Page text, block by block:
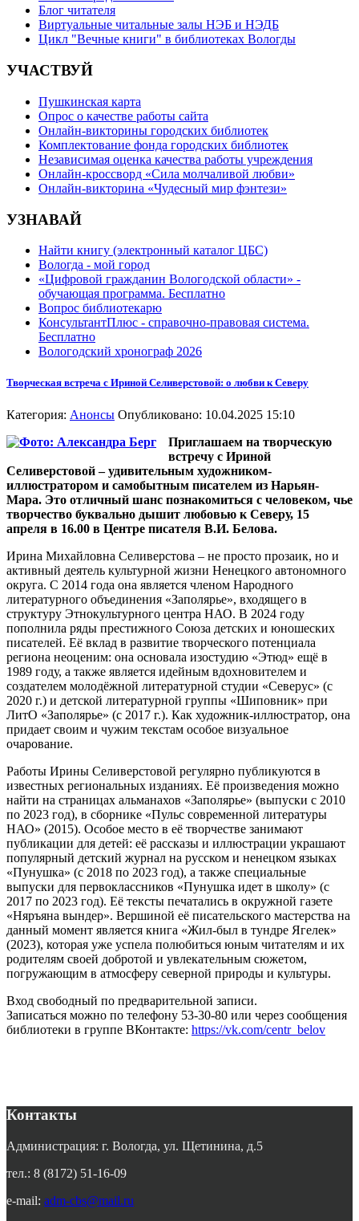
Блог читателя
Виртуальные читальные залы НЭБ и НЭДБ
Цикл "Вечные книги" в библиотеках Вологды
УЧАСТВУЙ
Пушкинская карта
Опрос о качестве работы сайта
Онлайн-викторины городских библиотек
Комплектование фонда городских библиотек
Независимая оценка качества работы учреждения
Онлайн-кроссворд «Сила молчаливой любви»
Онлайн-викторина «Чудесный мир фэнтези»
УЗНАВАЙ
Найти книгу (электронный каталог ЦБС)
Вологда - мой город
«Цифровой гражданин Вологодской области» -
обучающая программа. Бесплатно
Вопрос библиотекарю
КонсультантПлюс - справочно-правовая система.
Бесплатно
Вологодский хронограф 2026
Творческая встреча с Ириной Селиверстовой: о любви к Северу
Категория: Анонсы Опубликовано: 10.04.2025 15:10
Приглашаем на творческую
встречу с Ириной
Селиверстовой – удивительным художником-
иллюстратором и самобытным писателем из Нарьян-
Мара. Это отличный шанс познакомиться с человеком, чье
творчество буквально дышит любовью к Северу, 15
апреля в 16.00 в Центре писателя В.И. Белова.
Ирина Михайловна Селиверстова – не просто прозаик, но и
активный деятель культурной жизни Ненецкого автономного
округа. С 2014 года она является членом Народного
литературного объединения «Заполярье», входящего в
структуру Этнокультурного центра НАО. В 2024 году
пополнила ряды престижного Союза детских и юношеских
писателей. Её вклад в развитие творческого потенциала
региона неоценим: она основала изостудию «Этюд» ещё в
1989 году, а также является идейным вдохновителем и
создателем молодёжной литературной студии «Северус» (с
2020 г.) и детской литературной группы «Шиповник» при
ЛитО «Заполярье» (с 2017 г.). Как художник-иллюстратор, она
придает своим и чужим текстам особое визуальное
очарование.
Работы Ирины Селиверстовой регулярно публикуются в
известных региональных изданиях. Её произведения можно
найти на страницах альманахов «Заполярье» (выпуски с 2010
по 2023 год), в сборнике «Пульс современной литературы
НАО» (2015). Особое место в её творчестве занимают
публикации для детей: её рассказы и иллюстрации украшают
популярный детский журнал на русском и ненецком языках
«Пунушка» (с 2018 по 2023 год), а также специальные
выпуски для первоклассников «Пунушка идет в школу» (с
2017 по 2023 год). Её тексты печатались в окружной газете
«Няръяна вындер». Вершиной её писательского мастерства на
данный момент является книга «Жил-был в тундре Ягелек»
(2023), которая уже успела полюбиться юным читателям и их
родителям своей добротой и увлекательным сюжетом,
погружающим в атмосферу северной природы и культуры.
Вход свободный по предварительной записи.
Записаться можно по телефону 53-30-80 или через сообщения
библиотеки в группе ВКонтакте: https://vk.com/centr_belov
Контакты
Администрация: г. Вологда, ул. Щетинина, д.5
тел.: 8 (8172) 51-16-09
e-mail: adm-cbs@mail.ru